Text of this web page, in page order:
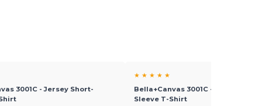
3001C - Jersey Short-
★ ★ ★ ★ ★
Bella+Canvas 3001C - Jersey
Sleeve T-Shirt